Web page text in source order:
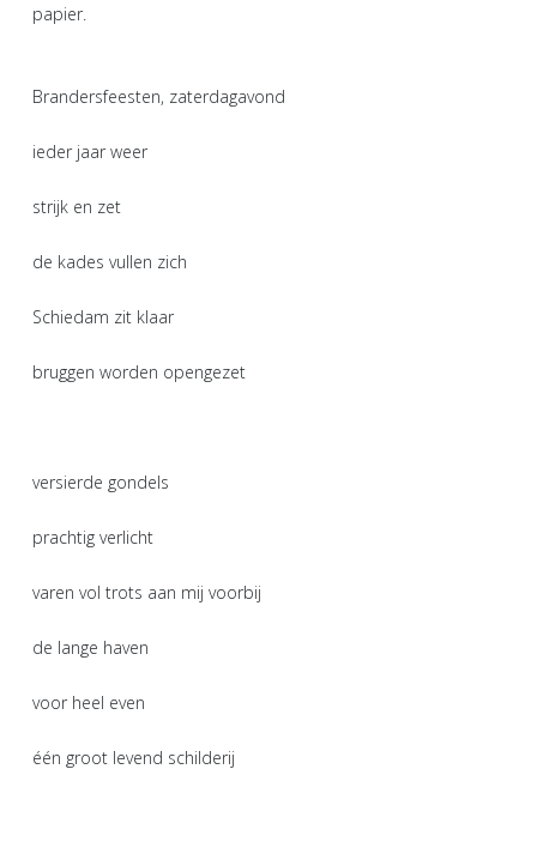
papier.
Brandersfeesten, zaterdagavond
ieder jaar weer
strijk en zet
de kades vullen zich
Schiedam zit klaar
bruggen worden opengezet
versierde gondels
prachtig verlicht
varen vol trots aan mij voorbij
de lange haven
voor heel even
één groot levend schilderij